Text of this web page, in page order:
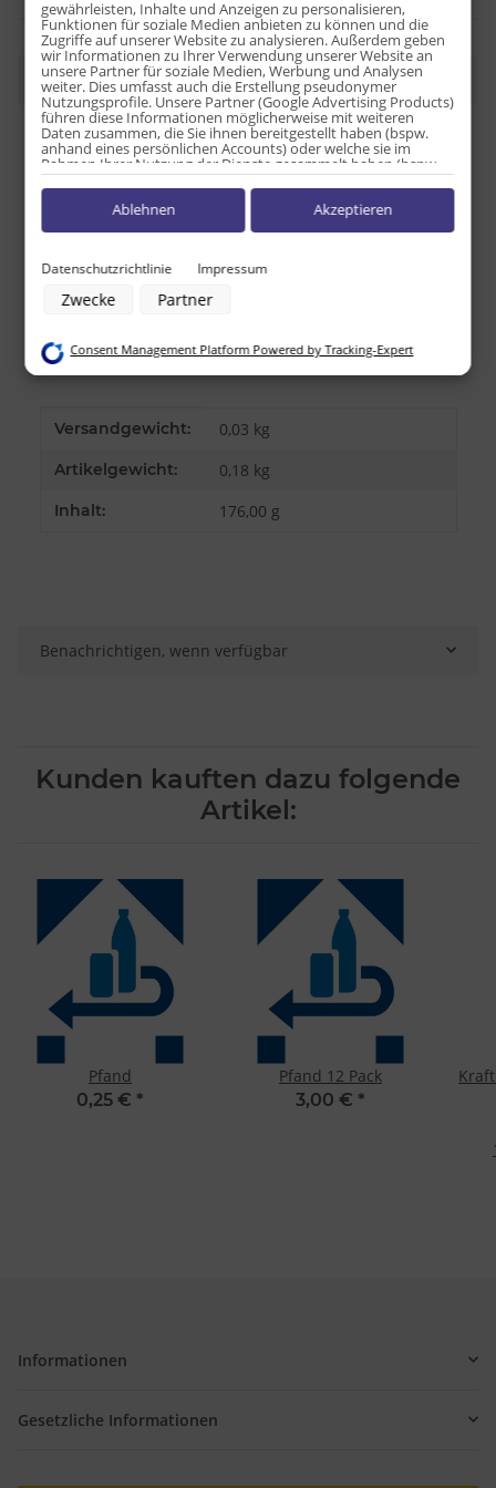
Beschreibung
Nährwerttabelle pro 100g:
Energie: 1787 kJ / 424 kcal
davon ges. Fettsäuren: 7 g
Kohlenhydrate: 76 g
Eiweiß: 3 g
Herkunftsland USA
Produkteigenschaft
Wert
Versandgewicht: 0,03 kg
Artikelgewicht: 0,18 kg
Inhalt: 176,00 g
Benachrichtigen, wenn verfügbar
Kunden kauften dazu folgende
Artikel:
Pfand
0,25 € *
Pfand 12 Pack
3,00 € *
Informationen
Gesetzliche Informationen
gewährleisten, Inhalte und Anzeigen zu personalisieren,
Funktionen für soziale Medien anbieten zu können und die
Zugriffe auf unserer Website zu analysieren. Außerdem geben
wir Informationen zu Ihrer Verwendung unserer Website an
unsere Partner für soziale Medien, Werbung und Analysen
weiter. Dies umfasst auch die Erstellung pseudonymer
Nutzungsprofile. Unsere Partner (Google Advertising Products)
führen diese Informationen möglicherweise mit weiteren
Daten zusammen, die Sie ihnen bereitgestellt haben (bspw.
anhand eines persönlichen Accounts) oder welche sie im
Rahmen Ihrer Nutzung der Dienste gesammelt haben (bspw.
Nutzungsdaten anderer Geräte). Ihre Einwilligung zur Nutzung
von Cookies und Pixeln können Sie jederzeit widerrufen,
indem Sie auf den Datenschutz-Button links unten klicken und
dort die entsprechenden Anpassungen vornehmen.
Zwecke der Datenverarbeitung durch unsere Partner:
Verwendung reduzierter Daten zur Auswahl von Werbeanzeigen
Erstellung von Profilen zur Personalisierung von Inhalten
Verwendung von Profilen zur Auswahl personalisierter Inhalte
Analyse von Zielgruppen durch Statistiken oder Kombinationen von
Daten aus verschiedenen Quellen
Entwicklung und Verbesserung der Angebote
Verwendung reduzierter Daten zur Auswahl von Inhalten
Besondere Features:
Datenschutzrichtlinie Impressum
Zwecke Partner
Ablehnen Akzeptieren
Consent Management Platform Powered by Tracking-Expert